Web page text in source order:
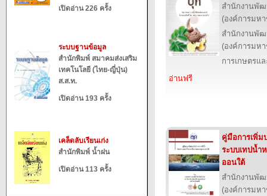
เปิดอ่าน 226 ครั้ง
ระบบฐานข้อมูล
สำนักพิมพ์ สมาคมส่งเสริม
เทคโนโลยี (ไทย-ญี่ปุ่น)
ส.ส.ท.
เปิดอ่าน 193 ครั้ง
เคล็ดลับเรียนเก่ง
สำนักพิมพ์ น้ำฝน
เปิดอ่าน 113 ครั้ง
สำนักงานพัฒ
(องค์การมห
สำนักงานพัฒ
(องค์การมห
การเกษตรแ
อ่านฟรี
คู่มือการเพิ่ม
ระบบเทปน้ำ
ออนใต้
สำนักงานพัฒ
(องค์การมห